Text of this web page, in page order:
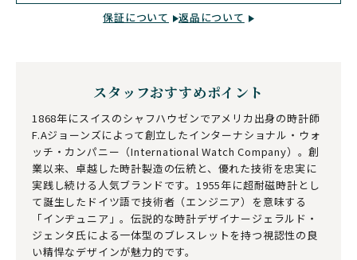
保証について 返品について
スタッフおすすめポイント
1868年にスイスのシャフハウゼンでアメリカ出身の時計師
F.Aジョーンズによって創立したインターナショナル・ウォ
ッチ・カンパニー（International Watch Company）。創
業以来、卓越した時計製造の伝統と、優れた技術を忠実に
実践し続ける人気ブランドです。1955年に超耐磁時計とし
て誕生したドイツ語で技術者（エンジニア）を意味する
「インヂュニア」。伝説的な時計デザイナージェラルド・
ジェンタ氏による一体型のブレスレットを持つ視認性の良
い精悍なデザインが魅力的です。